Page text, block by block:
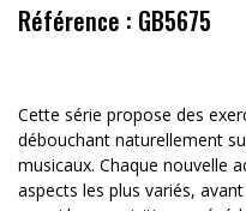
Référence : GB5675
Cette série propose des
débouchant naturellement
musicaux. Chaque nouvelle
aspects les plus variés,